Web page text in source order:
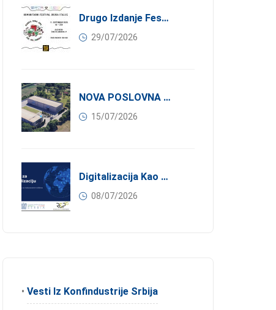
Drugo Izdanje Festivala JEDI.VOLI.DONIRAJ: Spoj Gastronomije I Solidarnosti
29/07/2026
NOVA POSLOVNA PRILIKA ZA ČLANOVE KONFINDUSTRIJE SRBIJA: Izdavanje Moderne Industrijske Hale U Pančevu – 1.200 M² U Industrijskoj Zoni
15/07/2026
Digitalizacija Kao Pokretač Internacionalizacije
08/07/2026
• Vesti Iz Konfindustrije Srbija